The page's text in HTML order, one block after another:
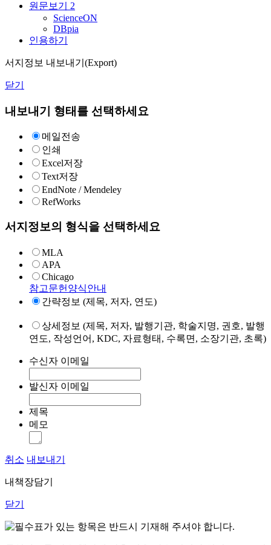
원문보기 2
ScienceON
DBpia
인용하기
서지정보 내보내기(Export)
닫기
내보내기 형태를 선택하세요
메일전송
인쇄
Excel저장
Text저장
EndNote / Mendeley
RefWorks
서지정보의 형식을 선택하세요
MLA
APA
Chicago
참고문헌양식안내
간략정보 (제목, 저자, 연도)
상세정보 (제목, 저자, 발행기관, 학술지명, 권호, 발행
연도, 작성언어, KDC, 자료형태, 수록면, 소장기관, 초록)
수신자 이메일
발신자 이메일
제목
메모
취소 내보내기
내책장담기
닫기
표가 있는 항목은 반드시 기재해 주셔야 합니다.